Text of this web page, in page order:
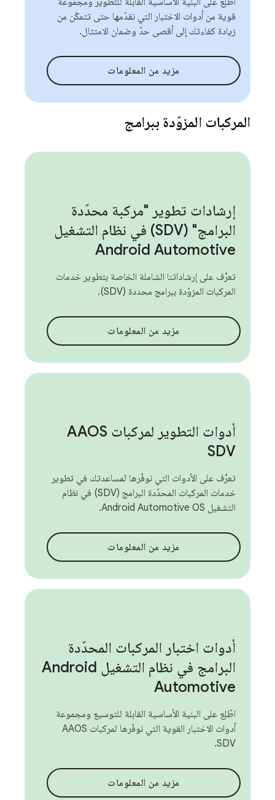
قوية من أدوات الاختبار التي نقدّمها حتى تتمكّن من
زيادة كفاءتك إلى أقصى حدّ وضمان الامتثال.
مزيد من المعلومات
المركبات المزوّدة ببرامج
إرشادات تطوير "مركبة محدّدة
البرامج" (SDV) في نظام التشغيل
Android Automotive
تعرَّف على إرشاداتنا الشاملة الخاصة بتطوير خدمات
المركبات المزوّدة ببرامج محددة (SDV).
مزيد من المعلومات
أدوات التطوير لمركبات AAOS
SDV
تعرَّف على الأدوات التي نوفّرها لمساعدتك في تطوير
خدمات المركبات المحدّدة البرامج (SDV) في نظام
التشغيل Android Automotive OS.
مزيد من المعلومات
أدوات اختبار المركبات المحدّدة
البرامج في نظام التشغيل Android
Automotive
اطّلِع على البنية الأساسية القابلة للتوسيع ومجموعة
أدوات الاختبار القوية التي نوفّرها لمركبات AAOS
SDV.
مزيد من المعلومات